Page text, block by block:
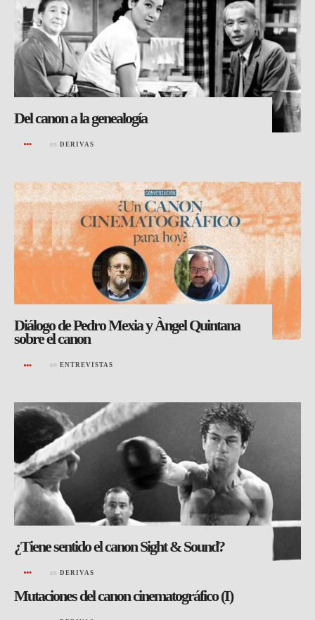
Del canon a la genealogía
en DERIVAS
Diálogo de Pedro Mexia y Àngel Quintana
sobre el canon
en ENTREVISTAS
¿Tiene sentido el canon Sight & Sound?
en DERIVAS
Mutaciones del canon cinematográfico (I)